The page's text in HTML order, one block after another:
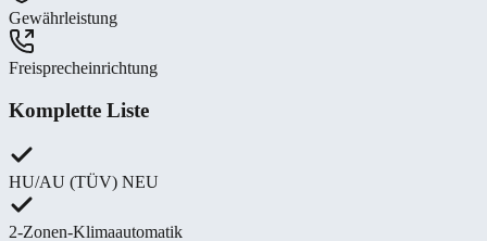
Gewährleistung
Freisprecheinrichtung
Komplette Liste
HU/AU (TÜV) NEU
2-Zonen-Klimaautomatik